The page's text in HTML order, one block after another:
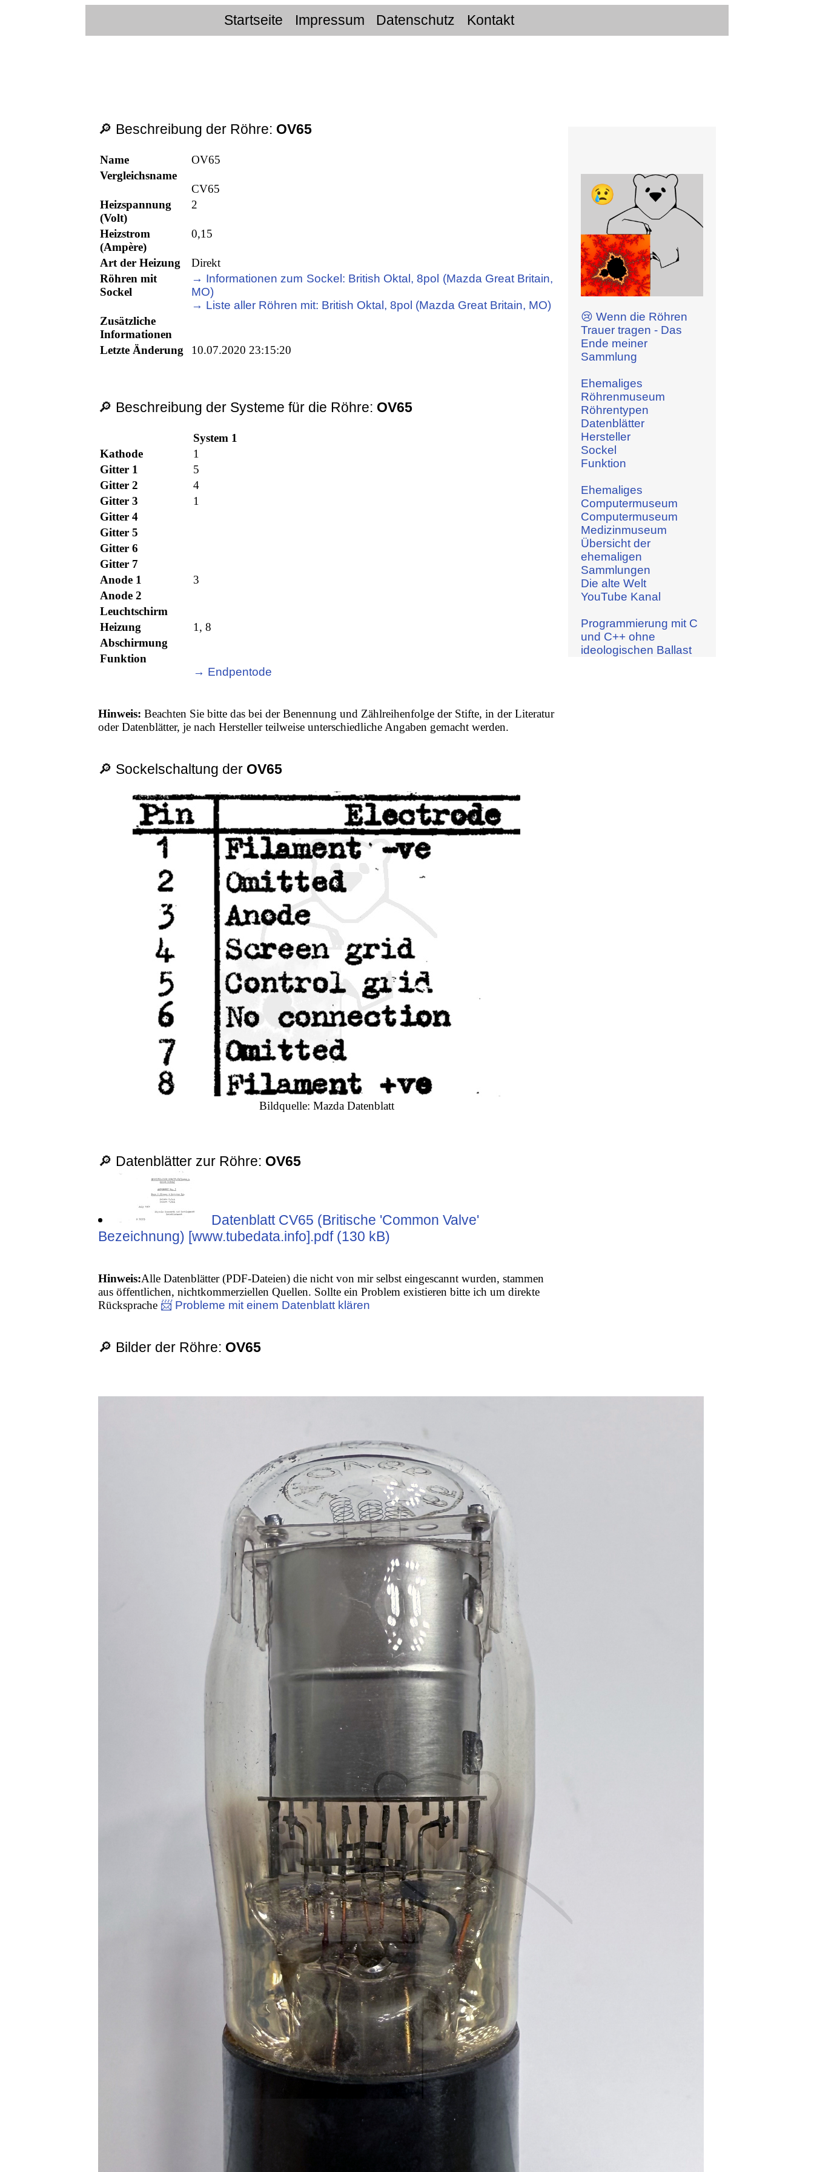
Startseite Impressum Datenschutz Kontakt
🔎 Beschreibung der Röhre: OV65
Name
OV65
Vergleichsname
CV65
Heizspannung
(Volt)
2
Heizstrom
(Ampère)
0,15
Art der Heizung
Direkt
Röhren mit
Sockel
→ Informationen zum Sockel: British Oktal, 8pol (Mazda Great Britain,
MO)
→ Liste aller Röhren mit: British Oktal, 8pol (Mazda Great Britain, MO)
Zusätzliche
Informationen
Letzte Änderung
10.07.2020 23:15:20
🔎 Beschreibung der Systeme für die Röhre: OV65
System 1
Kathode
1
Gitter 1
5
Gitter 2
4
Gitter 3
1
Gitter 4
Gitter 5
Gitter 6
Gitter 7
Anode 1
3
Anode 2
Leuchtschirm
Heizung
1, 8
Abschirmung
Funktion
→ Endpentode
Hinweis: Beachten Sie bitte das bei der Benennung und Zählreihenfolge der Stifte, in der Literatur
oder Datenblätter, je nach Hersteller teilweise unterschiedliche Angaben gemacht werden.
🔎 Sockelschaltung der OV65
Bildquelle: Mazda Datenblatt
🔎 Datenblätter zur Röhre: OV65
Datenblatt CV65 (Britische 'Common Valve'
Bezeichnung) [www.tubedata.info].pdf (130 kB)
Hinweis:Alle Datenblätter (PDF-Dateien) die nicht von mir selbst eingescannt wurden, stammen
aus öffentlichen, nichtkommerziellen Quellen. Sollte ein Problem existieren bitte ich um direkte
Rücksprache 📨 Probleme mit einem Datenblatt klären
🔎 Bilder der Röhre: OV65
😢 Wenn die Röhren
Trauer tragen - Das
Ende meiner
Sammlung
Ehemaliges
Röhrenmuseum
Röhrentypen
Datenblätter
Hersteller
Sockel
Funktion
Ehemaliges
Computermuseum
Computermuseum
Medizinmuseum
Übersicht der
ehemaligen
Sammlungen
Die alte Welt
YouTube Kanal
Programmierung mit C
und C++ ohne
ideologischen Ballast